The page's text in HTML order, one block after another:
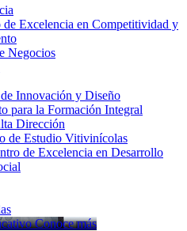
de Excelencia en Competitividad y
Negocios
Innovación y Diseño
para la Formación Integral
Dirección
de Estudio Vitivinícolas
de Excelencia en Desarrollo
Conoce más